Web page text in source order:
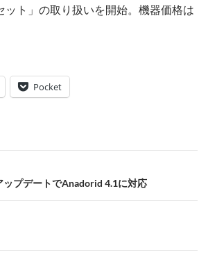
ト」の取り扱いを開始。機器価格は
Pocket
プデートでAnadorid 4.1に対応